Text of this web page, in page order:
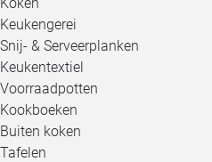
Keukengerei
Snij- & Serveerplanken
Keukentextiel
Voorraadpotten
Kookboeken
Buiten koken
Tafelen